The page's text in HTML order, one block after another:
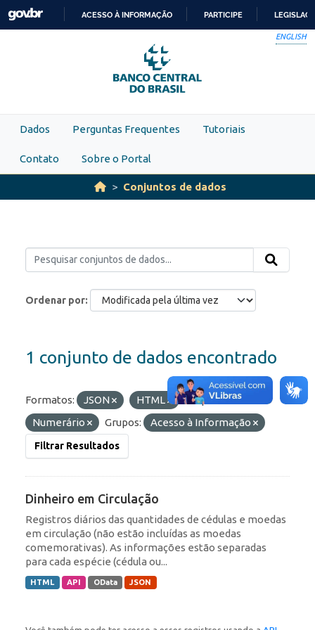
Skip to main content
PARA
O
CONTEÚDO
ACESSO À INFORMAÇÃO PARTICIPE
ENGLISH
Dados Perguntas Frequentes Tutoriais
Contato Sobre o Portal
Conjuntos de dados
Ordenar por
1 conjunto de dados encontrado
Formatos: JSON HTML
Etiquetas:
Numerário
Grupos: Acesso à Informação
Filtrar Resultados
Dinheiro em Circulação
Registros diários das quantidades de cédulas e moedas
em circulação (não estão incluídas as moedas
comemorativas). As informações estão separadas
para cada espécie (cédula ou...
HTML API OData JSON